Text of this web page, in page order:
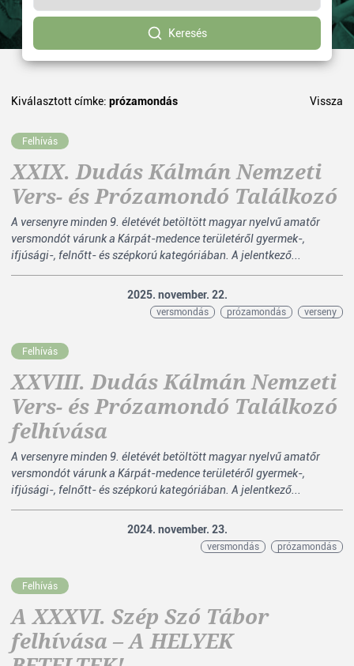
Keresés
Kiválasztott címke: prózamondás Vissza
Felhívás
XXIX. Dudás Kálmán Nemzeti
Vers- és Prózamondó Találkozó
A versenyre minden 9. életévét betöltött magyar nyelvű amatőr
versmondót várunk a Kárpát-medence területéről gyermek-,
ifjúsági-, felnőtt- és szépkorú kategóriában. A jelentkező...
2025. november. 22.
versmondás prózamondás verseny
Felhívás
XXVIII. Dudás Kálmán Nemzeti
Vers- és Prózamondó Találkozó
felhívása
A versenyre minden 9. életévét betöltött magyar nyelvű amatőr
versmondót várunk a Kárpát-medence területéről gyermek-,
ifjúsági-, felnőtt- és szépkorú kategóriában. A jelentkező...
2024. november. 23.
versmondás prózamondás
Felhívás
A XXXVI. Szép Szó Tábor
felhívása – A HELYEK